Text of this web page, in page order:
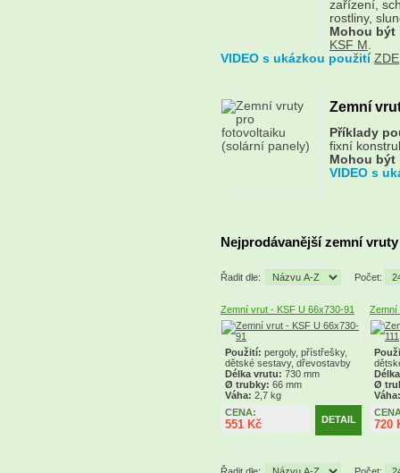
zařízení,
rostliny,
Mohou
KSF M .
VIDEO s ukázkou použití ZDE
Zemní
Příklady
fixní
Mohou být
VIDEO s
Nejprodávanější zemní vruty
Řadit dle: Počet:
Zemní vrut - KSF U 66x730-91 Zemní
Použití: pergoly, přístřešky,
dětské sestavy, dřevostavby
Délka vrutu: 730 mm
Ø trubky: 66 mm
Váha: 2,7 kg
Ø
Váha:
CENA:
551 Kč DETAIL 720